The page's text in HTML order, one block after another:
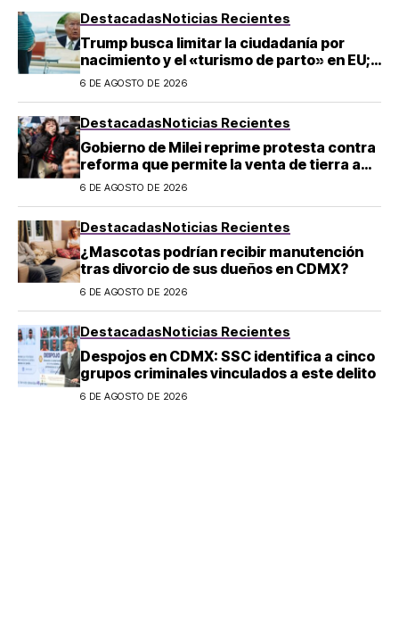
DestacadasNoticias Recientes
Trump busca limitar la ciudadanía por
nacimiento y el «turismo de parto» en EU;
¿a quién afecta?
6 DE AGOSTO DE 2026
DestacadasNoticias Recientes
Gobierno de Milei reprime protesta contra
reforma que permite la venta de tierra a
extranjeros en Argentina
6 DE AGOSTO DE 2026
DestacadasNoticias Recientes
¿Mascotas podrían recibir manutención
tras divorcio de sus dueños en CDMX?
6 DE AGOSTO DE 2026
DestacadasNoticias Recientes
Despojos en CDMX: SSC identifica a cinco
grupos criminales vinculados a este delito
6 DE AGOSTO DE 2026